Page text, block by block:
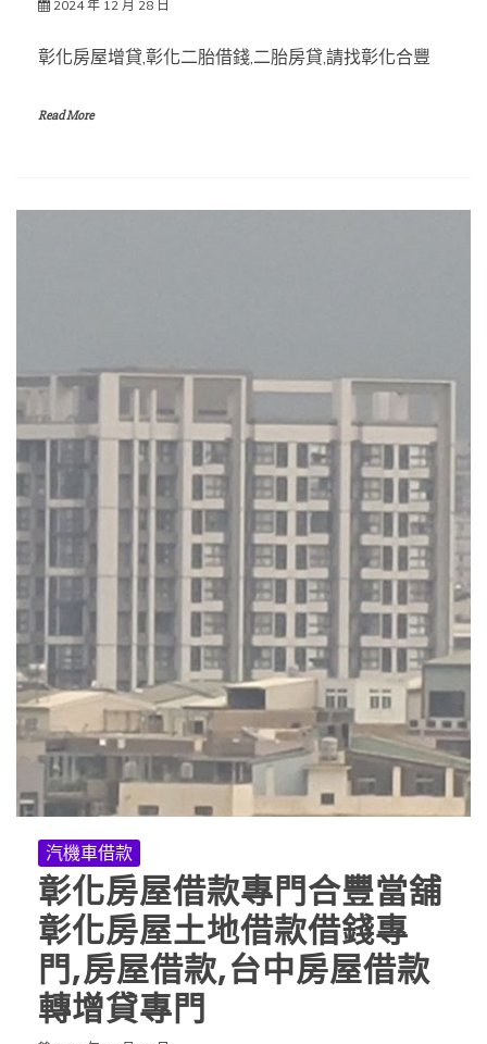
2024 年 12 月 28 日
彰化房屋增貸,彰化二胎借錢,二胎房貸,請找彰化合豐
Read More
汽機車借款
彰化房屋借款專門合豐當舖
彰化房屋土地借款借錢專
門,房屋借款,台中房屋借款
轉增貸專門